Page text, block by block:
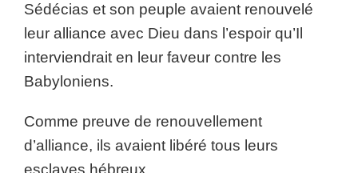
Sédécias et son peuple avaient renouvelé
leur alliance avec Dieu dans l’espoir qu’Il
interviendrait en leur faveur contre les
Babyloniens.
Comme preuve de renouvellement
d’alliance, ils avaient libéré tous leurs
esclaves hébreux.